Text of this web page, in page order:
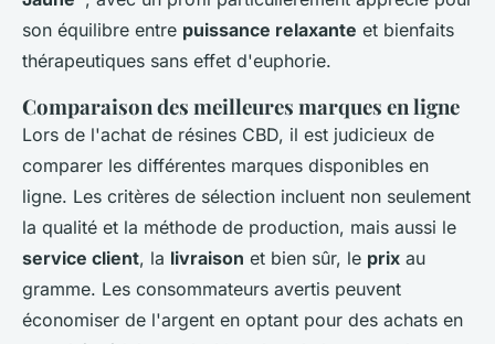
son équilibre entre puissance relaxante et bienfaits
thérapeutiques sans effet d'euphorie.
Comparaison des meilleures marques en ligne
Lors de l'achat de résines CBD, il est judicieux de
comparer les différentes marques disponibles en
ligne. Les critères de sélection incluent non seulement
la qualité et la méthode de production, mais aussi le
service client, la livraison et bien sûr, le prix au
gramme. Les consommateurs avertis peuvent
économiser de l'argent en optant pour des achats en